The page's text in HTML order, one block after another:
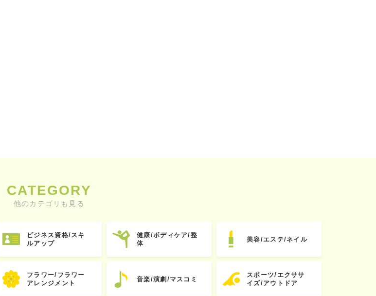
CATEGORY
他のカテゴリも見る
ビジネス資格/スキ
ルアップ
健康/ボディケア/整
体
美容/エステ/ネイル
フラワー/フラワー
アレンジメント
音楽/演劇/マスコミ
スポーツ/エクササ
イズ/アウトドア